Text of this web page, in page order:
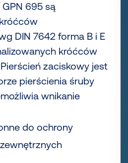
GPN 695 są
DIN 7642 forma B i E
króćców
zaciskowy jest
pierścienia śruby
wnikanie
do ochrony